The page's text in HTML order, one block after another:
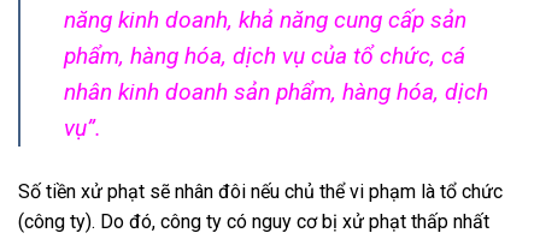
năng kinh doanh, khả năng cung cấp sản
phẩm, hàng hóa, dịch vụ của tổ chức, cá
nhân kinh doanh sản phẩm, hàng hóa, dịch
vụ”.
Số tiền xử phạt sẽ nhân đôi nếu chủ thể vi phạm là tổ chức
(công ty). Do đó, công ty có nguy cơ bị xử phạt thấp nhất